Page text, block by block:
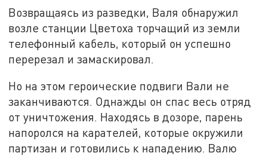
Возвращаясь из разведки, Валя обнаружил
возле станции Цветоха торчащий из земли
телефонный кабель, который он успешно
перерезал и замаскировал.
Но на этом героические подвиги Вали не
заканчиваются. Однажды он спас весь отряд
от уничтожения. Находясь в дозоре, парень
напоролся на карателей, которые окружили
партизан и готовились к нападению. Валю